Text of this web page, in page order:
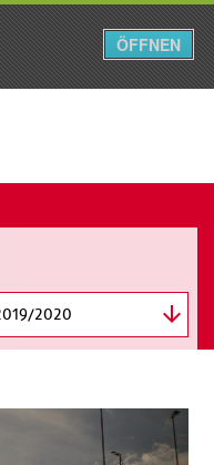
Menü
2020
ÖFFNEN